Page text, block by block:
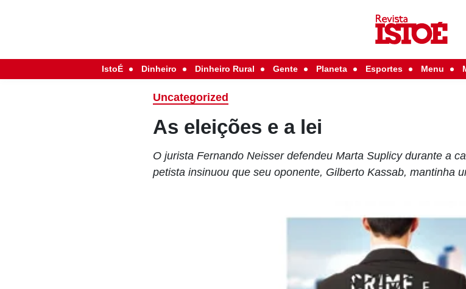
IstoÉ Dinheiro Dinheiro Rural Gente Planeta Esportes Menu
Uncategorized
As eleições e a lei
O jurista Fernando Neisser defendeu Marta Suplicy durante a
petista insinuou que seu oponente, Gilberto Kassab, mantinha